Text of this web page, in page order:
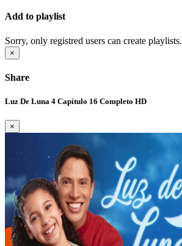
Add to playlist
Sorry, only registred users can create playlists.
×
Share
Luz De Luna 4 Capítulo 16 Completo HD
×